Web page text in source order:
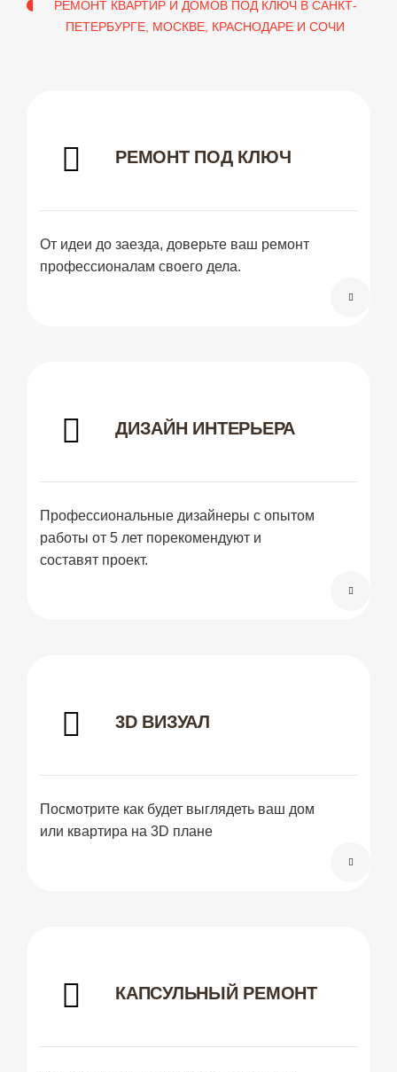
РЕМОНТ КВАРТИР И ДОМОВ ПОД КЛЮЧ В САНКТ-
ПЕТЕРБУРГЕ, МОСКВЕ, КРАСНОДАРЕ И СОЧИ
РЕМОНТ ПОД КЛЮЧ
От идеи до заезда, доверьте ваш ремонт
профессионалам своего дела.
ДИЗАЙН ИНТЕРЬЕРА
Профессиональные дизайнеры с опытом
работы от 5 лет порекомендуют и
составят проект.
3D ВИЗУАЛ
Посмотрите как будет выглядеть ваш дом
или квартира на 3D плане
КАПСУЛЬНЫЙ РЕМОНТ